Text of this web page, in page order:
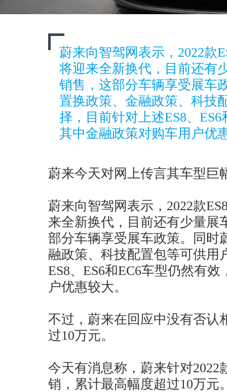
蔚来向智驾网表示，2022款
将迎来全新换代，目前还有
销售，这部分车辆享受展车
置换政策、金融政策、科技
择，目前针对上述ES8、
其中金融政策对购车用户优
蔚来今天对网上传言其车型巨
蔚来向智驾网表示，2022款
来全新换代，目前还有少量展
部分车辆享受展车政策。同时
融政策、科技配置包等可供用
ES8、ES6和EC6车型仍然有
户优惠较大。
不过，蔚来在回应中没有否认
过10万元。
今天有消息称，蔚来针对2022
销，累计最高幅度超过10万元